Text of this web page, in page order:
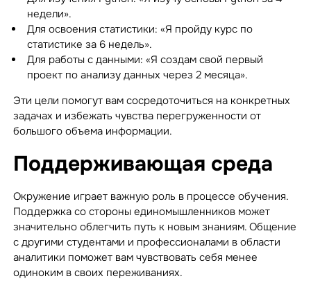
недели».
Для освоения статистики: «Я пройду курс по
статистике за 6 недель».
Для работы с данными: «Я создам свой первый
проект по анализу данных через 2 месяца».
Эти цели помогут вам сосредоточиться на конкретных
задачах и избежать чувства перегруженности от
большого объема информации.
Поддерживающая среда
Окружение играет важную роль в процессе обучения.
Поддержка со стороны единомышленников может
значительно облегчить путь к новым знаниям. Общение
с другими студентами и профессионалами в области
аналитики поможет вам чувствовать себя менее
одиноким в своих переживаниях.